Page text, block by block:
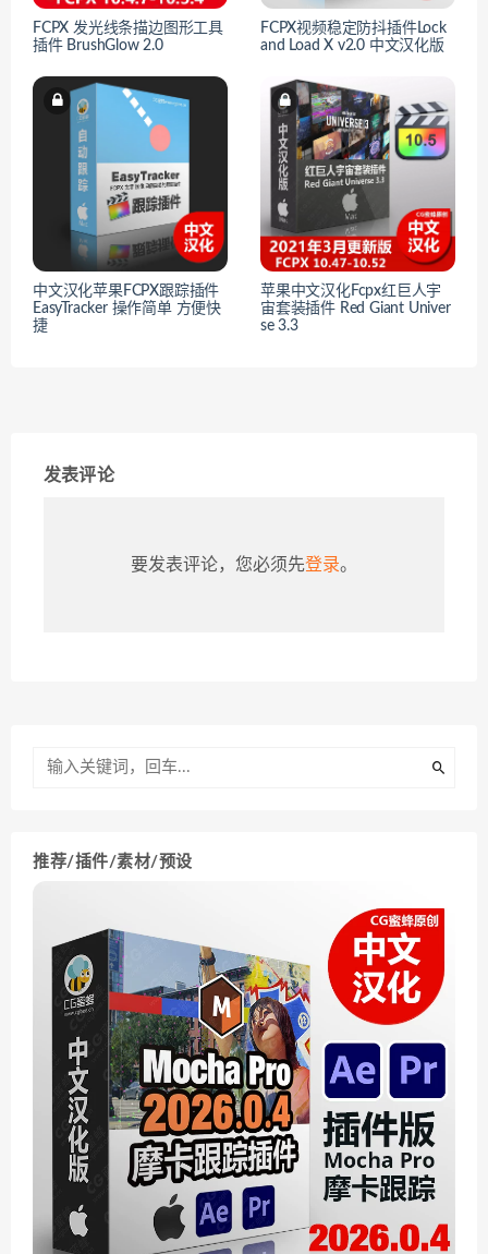
FCPX 发光线条描边图形工具
插件 BrushGlow 2.0
FCPX视频稳定防抖插件Lock
and Load X v2.0 中文汉化版
中文汉化苹果FCPX跟踪插件
EasyTracker 操作简单 方便快
捷
苹果中文汉化Fcpx红巨人宇
宙套装插件 Red Giant Univer
se 3.3
发表评论
要发表评论，您必须先登录。
推荐/插件/素材/预设